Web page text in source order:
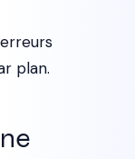
plan.